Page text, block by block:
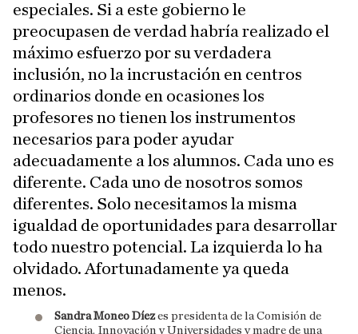
especiales. Si a este gobierno le
preocupasen de verdad habría realizado el
máximo esfuerzo por su verdadera
inclusión, no la incrustación en centros
ordinarios donde en ocasiones los
profesores no tienen los instrumentos
necesarios para poder ayudar
adecuadamente a los alumnos. Cada uno es
diferente. Cada uno de nosotros somos
diferentes. Solo necesitamos la misma
igualdad de oportunidades para desarrollar
todo nuestro potencial. La izquierda lo ha
olvidado. Afortunadamente ya queda
menos.
Sandra Moneo Díezes presidenta de la Comisión de
Ciencia, Innovación y Universidades y madre de una